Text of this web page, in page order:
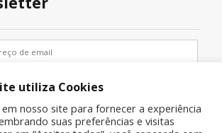
utiliza Cookies
nosso site para fornecer a experiência
suas preferências e visitas